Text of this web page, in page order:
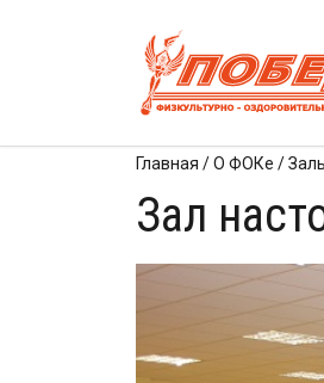
Главная /О ФОКе /
Зал